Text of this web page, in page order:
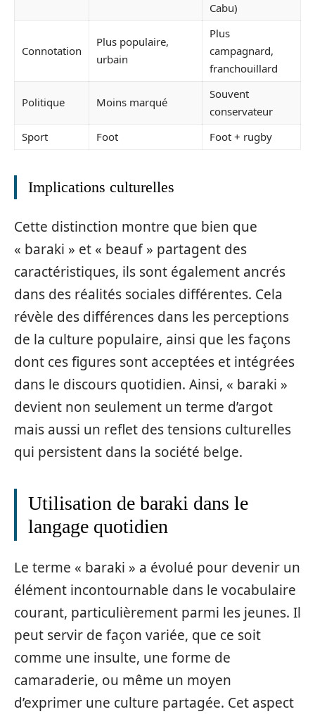
Cabu)
Connotation
Plus populaire,
urbain
Plus
campagnard,
franchouillard
Politique Moins marqué
Souvent
conservateur
Sport
Foot Foot + rugby
Implications culturelles
Cette distinction montre que bien que
« baraki » et « beauf » partagent des
caractéristiques, ils sont également ancrés
dans des réalités sociales différentes. Cela
révèle des différences dans les perceptions
de la culture populaire, ainsi que les façons
dont ces figures sont acceptées et intégrées
dans le discours quotidien. Ainsi, « baraki »
devient non seulement un terme d’argot
mais aussi un reflet des tensions culturelles
qui persistent dans la société belge.
Utilisation de baraki dans le
langage quotidien
Le terme « baraki » a évolué pour devenir un
élément incontournable dans le vocabulaire
courant, particulièrement parmi les jeunes. Il
peut servir de façon variée, que ce soit
comme une insulte, une forme de
camaraderie, ou même un moyen
d’exprimer une culture partagée. Cet aspect